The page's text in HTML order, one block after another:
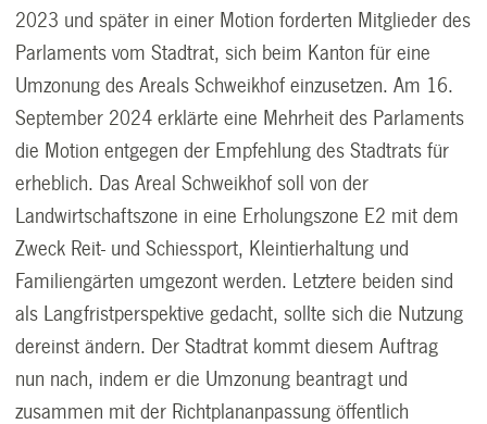
2023 und später in einer Motion forderten Mitglieder des
Parlaments vom Stadtrat, sich beim Kanton für eine
Umzonung des Areals Schweikhof einzusetzen. Am 16.
September 2024 erklärte eine Mehrheit des Parlaments
die Motion entgegen der Empfehlung des Stadtrats für
erheblich. Das Areal Schweikhof soll von der
Landwirtschaftszone in eine Erholungszone E2 mit dem
Zweck Reit- und Schiessport, Kleintierhaltung und
Familiengärten umgezont werden. Letztere beiden sind
als Langfristperspektive gedacht, sollte sich die Nutzung
dereinst ändern. Der Stadtrat kommt diesem Auftrag
nun nach, indem er die Umzonung beantragt und
zusammen mit der Richtplananpassung öffentlich